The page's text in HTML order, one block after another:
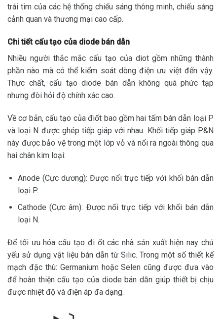
trái tim của các hệ thống chiếu sáng thông minh, chiếu sáng
cảnh quan và thương mại cao cấp.
Chi tiết cấu tạo của diode bán dẫn
Nhiều người thắc mắc cấu tạo của diot gồm những thành
phần nào mà có thể kiểm soát dòng điện ưu việt đến vậy.
Thực chất, cấu tạo diode bán dẫn không quá phức tạp
nhưng đòi hỏi độ chính xác cao.
Về cơ bản, cấu tạo của điốt bao gồm hai tấm bán dẫn loại P
và loại N được ghép tiếp giáp với nhau. Khối tiếp giáp P&N
này được bảo vệ trong một lớp vỏ và nối ra ngoài thông qua
hai chân kim loại:
Anode (Cực dương): Được nối trực tiếp với khối bán dẫn
loại P.
Cathode (Cực âm): Được nối trực tiếp với khối bán dẫn
loại N.
Để tối ưu hóa cấu tạo đi ốt các nhà sản xuất hiện nay chủ
yếu sử dụng vật liệu bán dẫn từ Silic. Trong một số thiết kế
mạch đặc thù: Germanium hoặc Selen cũng được đưa vào
để hoàn thiện cấu tạo của diode bán dẫn giúp thiết bị chịu
được nhiệt độ và điện áp đa dạng.